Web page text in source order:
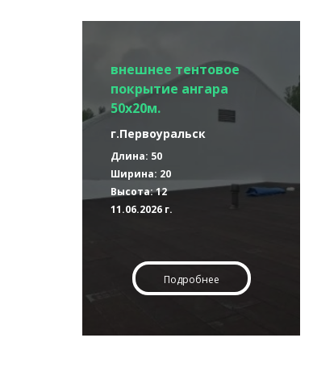
внешнее тентовое
покрытие ангара
50х20м.
г.Первоуральск
Длина: 50
Ширина: 20
Высота: 12
11.06.2026 г.
Подробнее